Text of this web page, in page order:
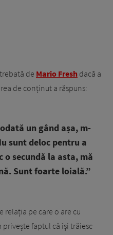
de Mario Fresh dacă a
de conținut a răspuns:
un gând așa, m-
sunt deloc pentru a
o secundă la asta, mă
Sunt foarte loială.”
relația pe care o are cu
privește faptul că își trăiesc